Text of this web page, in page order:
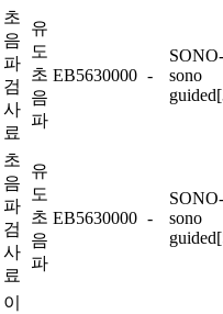
초
음
파
검
사
료
유
도
초
음
파
EB5630000 -
SONO-
sono
초
음
파
검
사
료
유
도
초
음
파
EB5630000 -
SONO-
sono
이